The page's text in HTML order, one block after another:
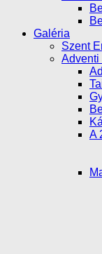
Galéria
Szent
Adventi
A